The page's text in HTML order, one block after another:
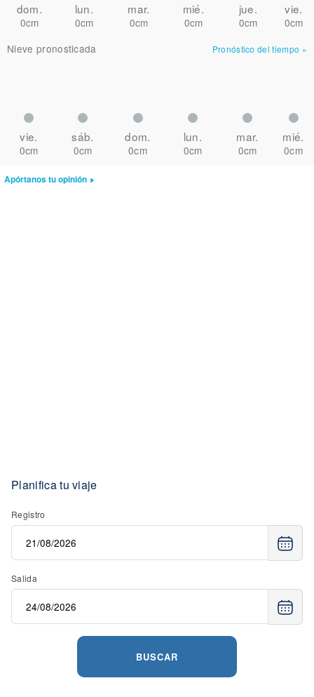
dom. lun. mar. mié. jue. vie.
0cm 0cm 0cm 0cm 0cm
0cm
Nieve pronosticada
Pronóstico del tiempo »
vie. sáb. dom. lun. mar. mié.
0cm 0cm 0cm 0cm 0cm 0cm
Apórtanos tu opinión
Planifica tu viaje
Registro
Salida
BUSCAR